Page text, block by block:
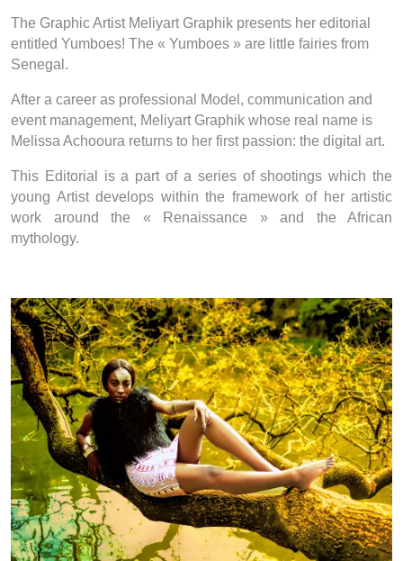
The Graphic Artist Meliyart Graphik presents her editorial
entitled Yumboes! The « Yumboes » are little fairies from
Senegal.
After a career as professional Model, communication and
event management, Meliyart Graphik whose real name is
Melissa Achooura returns to her first passion: the digital art.
This Editorial is a part of a series of shootings which the
young Artist develops within the framework of her artistic
work around the « Renaissance » and the African
mythology.